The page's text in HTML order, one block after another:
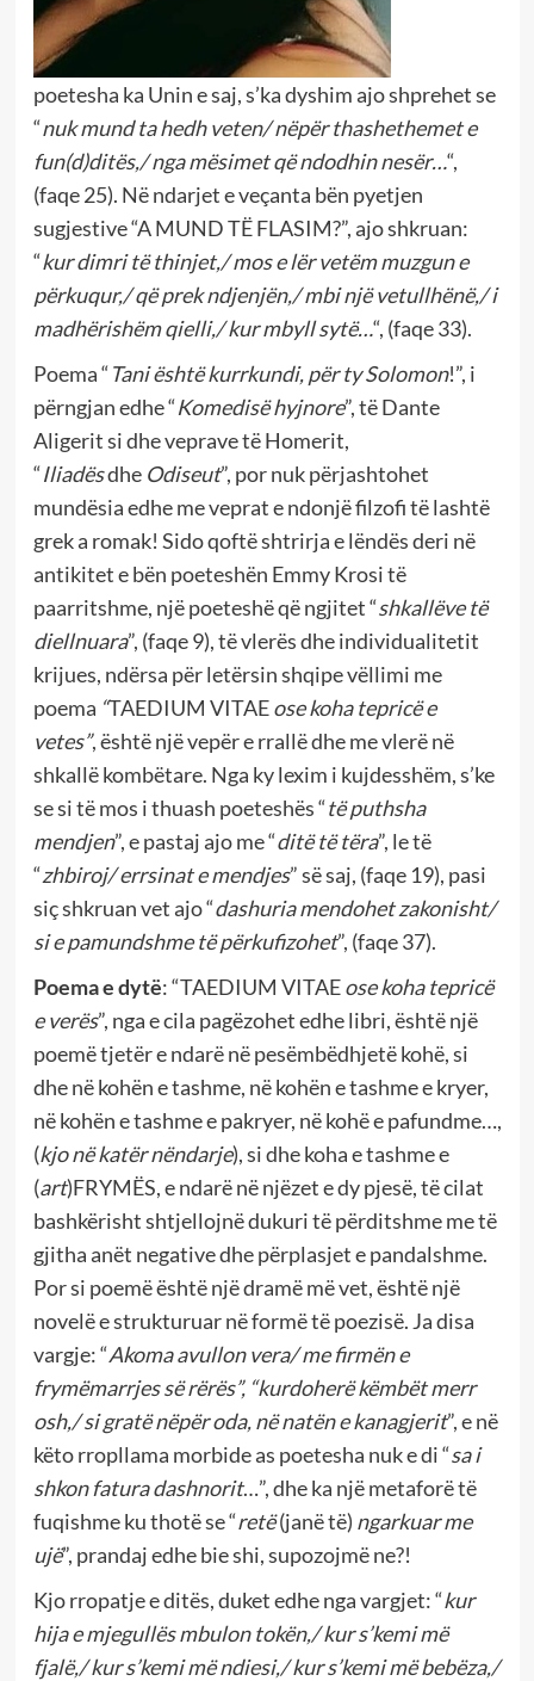
poetesha ka Unin e saj, s’ka dyshim ajo shprehet se
“nuk mund ta hedh veten/ nëpër thashethemet e
fun(d)ditës,/ nga mësimet që ndodhin nesër…“,
(faqe 25). Në ndarjet e veçanta bën pyetjen
sugjestive “A MUND TË FLASIM?”, ajo shkruan:
“kur dimri të thinjet,/ mos e lër vetëm muzgun e
përkuqur,/ që prek ndjenjën,/ mbi një vetullhënë,/ i
madhërishëm qielli,/ kur mbyll sytë…“, (faqe 33).
Poema “Tani është kurrkundi, për ty Solomon!”, i
përngjan edhe “Komedisë hyjnore”, të Dante
Aligerit si dhe veprave të Homerit,
“Iliadësdhe Odiseut”, por nuk përjashtohet
mundësia edhe me veprat e ndonjë filzofi të lashtë
grek a romak! Sido qoftë shtrirja e lëndës deri në
antikitet e bën poeteshën Emmy Krosi të
paarritshme, një poeteshë që ngjitet “shkallëve të
diellnuara”, (faqe 9), të vlerës dhe individualitetit
krijues, ndërsa për letërsin shqipe vëllimi me
poema “TAEDIUM VITAEose koha tepricë e
vetes”, është një vepër e rrallë dhe me vlerë në
shkallë kombëtare. Nga ky lexim i kujdesshëm, s’ke
se si të mos i thuash poeteshës “të puthsha
mendjen”, e pastaj ajo me “ditë të tëra”, le të
“zhbiroj/ errsinat e mendjes” së saj, (faqe 19), pasi
siç shkruan vet ajo “dashuria mendohet zakonisht/
si e pamundshme të përkufizohet”, (faqe 37).
Poema e dytë: “TAEDIUM VITAEose koha tepricë
e verës”, nga e cila pagëzohet edhe libri, është një
poemë tjetër e ndarë në pesëmbëdhjetë kohë, si
dhe në kohën e tashme, në kohën e tashme e kryer,
në kohën e tashme e pakryer, në kohë e pafundme…,
(kjo në katër nëndarje), si dhe koha e tashme e
(art)FRYMËS, e ndarë në njëzet e dy pjesë, të cilat
bashkërisht shtjellojnë dukuri të përditshme me të
gjitha anët negative dhe përplasjet e pandalshme.
Por si poemë është një dramë më vet, është një
novelë e strukturuar në formë të poezisë. Ja disa
vargje: “Akoma avullon vera/ me firmën e
frymëmarrjes së rërës”, “kurdoherë këmbët merr
osh,/ si gratë nëpër oda, në natën e kanagjerit”, e në
këto rropllama morbide as poetesha nuk e di “sa i
shkon fatura dashnorit…”, dhe ka një metaforë të
fuqishme ku thotë se “retë(janë të) ngarkuar me
ujë”, prandaj edhe bie shi, supozojmë ne?!
Kjo rropatje e ditës, duket edhe nga vargjet: “kur
hija e mjegullës mbulon tokën,/ kur s’kemi më
fjalë,/ kur s’kemi më ndiesi,/ kur s’kemi më bebëza,/